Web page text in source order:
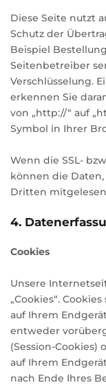
Diese Seite nutzt
Schutz der
Beispiel
Seitenbetreiber
Verschlüsselung.
erkennen Sie
von „http://“ auf
Symbol in Ihrer
Wenn die SSL-
können die
Dritten
4.
Cookies
Unsere
„Cookies“.
auf Ihrem
entweder
(Session-Cookies)
auf Ihrem
nach Ende Ihres